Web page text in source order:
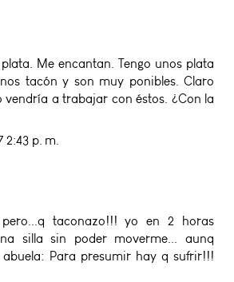
Me encantan. Tengo unos plata
tacón y son muy ponibles. Claro
vendría a trabajar con éstos. ¿Con la
p. m.
pero...q taconazo!!! yo en 2 horas
silla sin poder moverme... aunq
Para presumir hay q sufrir!!!